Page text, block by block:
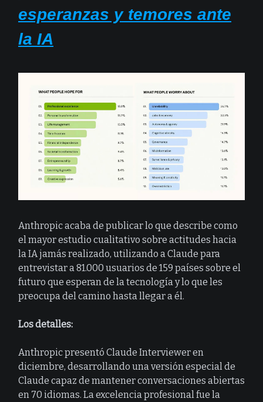
esperanzas y temores ante
la IA
Anthropic acaba de publicar lo que describe como
el mayor estudio cualitativo sobre actitudes hacia
la IA jamás realizado, utilizando a Claude para
entrevistar a 81.000 usuarios de 159 países sobre el
futuro que esperan de la tecnología y lo que les
preocupa del camino hasta llegar a él.
Los detalles:
Anthropic presentó Claude Interviewer en
diciembre, desarrollando una versión especial de
Claude capaz de mantener conversaciones abiertas
en 70 idiomas. La excelencia profesional fue la